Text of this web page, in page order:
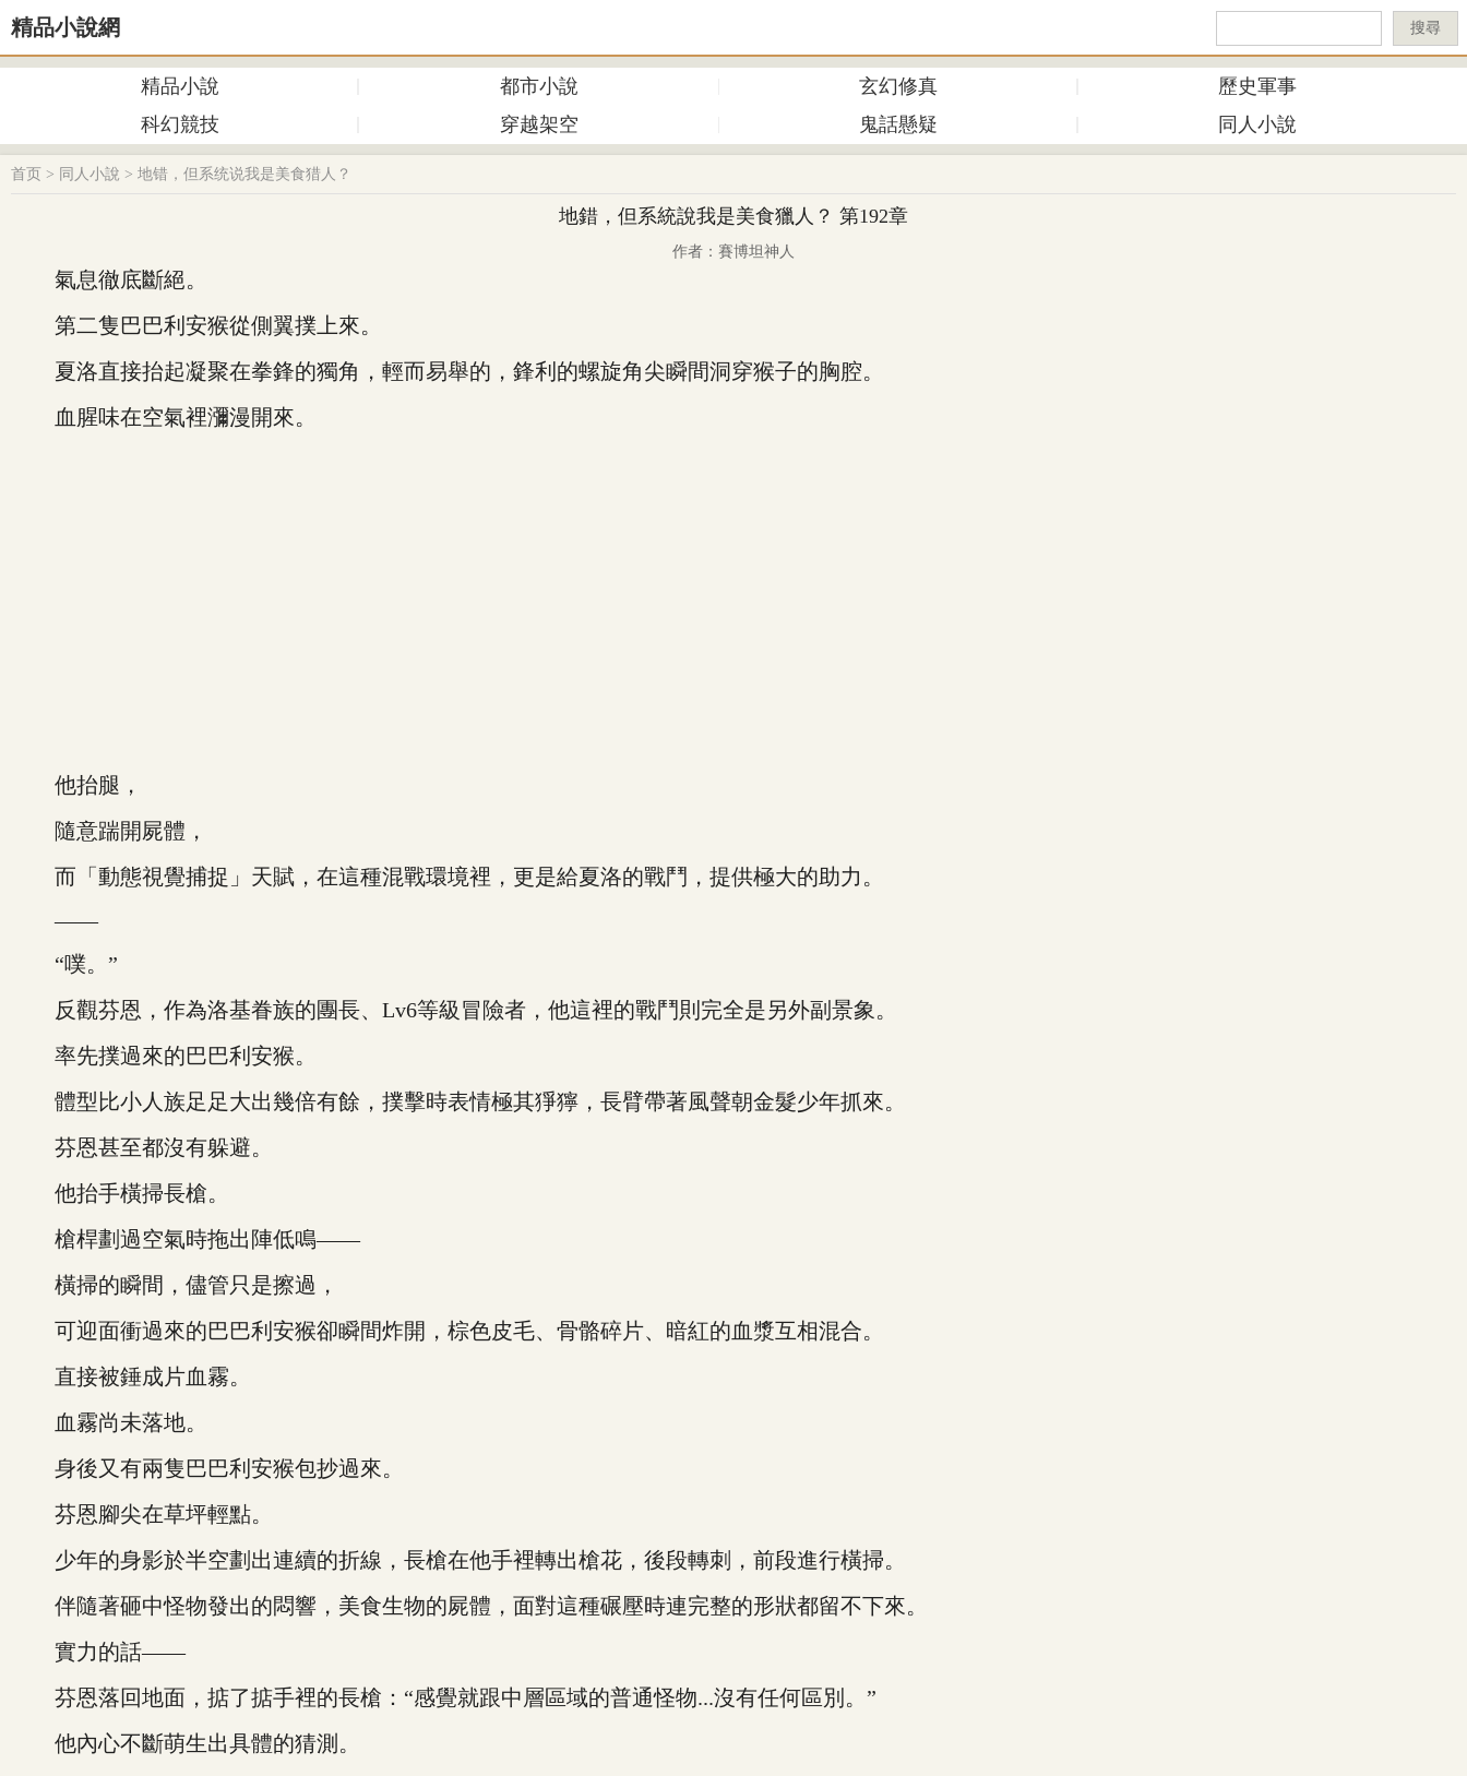
精品小說網 搜尋
精品小說 都市小說 玄幻修真
歷史軍事
科幻競技
穿越架空 鬼話懸疑 同人小說
首页 > 同人小說 > 地错，但系统说我是美食猎人？
地錯，但系統說我是美食獵人？ 第192章
作者：賽博坦神人
氣息徹底斷絕。
第二隻巴巴利安猴從側翼撲上來。
夏洛直接抬起凝聚在拳鋒的獨角，輕而易舉的，鋒利的螺旋角尖瞬間洞穿猴子的胸腔。
血腥味在空氣裡瀰漫開來。
他抬腿，
隨意踹開屍體，
而「動態視覺捕捉」天賦，在這種混戰環境裡，更是給夏洛的戰鬥，提供極大的助力。
——
“噗。”
反觀芬恩，作為洛基眷族的團長、Lv6等級冒險者，他這裡的戰鬥則完全是另外副景象。
率先撲過來的巴巴利安猴。
體型比小人族足足大出幾倍有餘，撲擊時表情極其猙獰，長臂帶著風聲朝金髮少年抓來。
芬恩甚至都沒有躲避。
他抬手橫掃長槍。
槍桿劃過空氣時拖出陣低鳴——
橫掃的瞬間，儘管只是擦過，
可迎面衝過來的巴巴利安猴卻瞬間炸開，棕色皮毛、骨骼碎片、暗紅的血漿互相混合。
直接被錘成片血霧。
血霧尚未落地。
身後又有兩隻巴巴利安猴包抄過來。
芬恩腳尖在草坪輕點。
少年的身影於半空劃出連續的折線，長槍在他手裡轉出槍花，後段轉刺，前段進行橫掃。
伴隨著砸中怪物發出的悶響，美食生物的屍體，面對這種碾壓時連完整的形狀都留不下來。
實力的話——
芬恩落回地面，掂了掂手裡的長槍：“感覺就跟中層區域的普通怪物...沒有任何區別。”
他內心不斷萌生出具體的猜測。